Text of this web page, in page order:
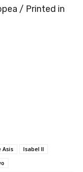
/ Printed in
Asis
Isabel II